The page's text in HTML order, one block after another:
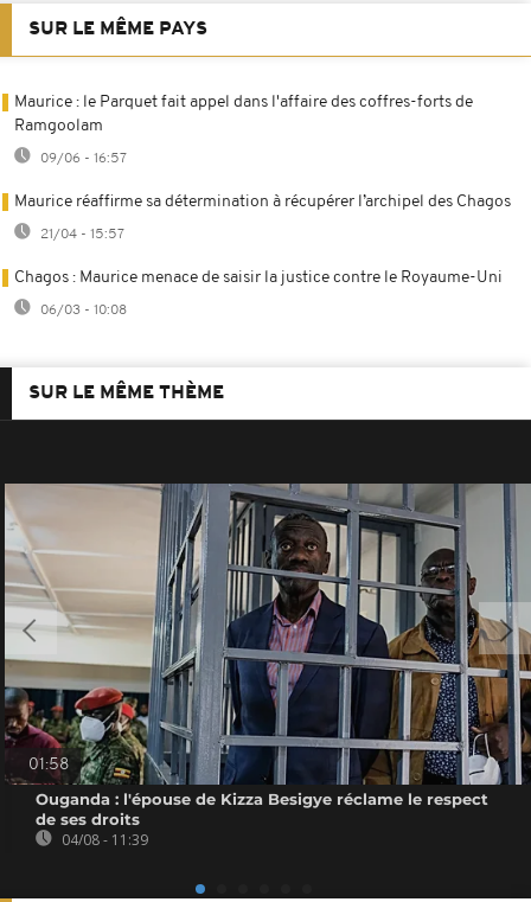
SUR LE MÊME PAYS
Maurice : le Parquet fait appel dans l'affaire des coffres-forts de
Ramgoolam
09/06 - 16:57
Maurice réaffirme sa détermination à récupérer l’archipel des Chagos
21/04 - 15:57
Chagos : Maurice menace de saisir la justice contre le Royaume-Uni
06/03 - 10:08
SUR LE MÊME THÈME
01:58
Ouganda : l'épouse de Kizza Besigye réclame le respect
de ses droits
04/08 - 11:39